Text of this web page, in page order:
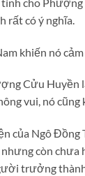
rất có ý nghĩa.
khiến nó
Cửu Huyền
vui, nó cũng
của Ngô
còn chưa
trưởng